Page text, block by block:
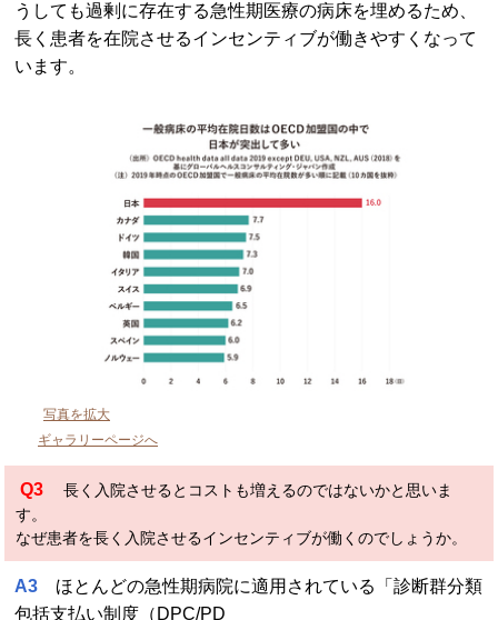
うしても過剰に存在する急性期医療の病床を埋めるため、
長く患者を在院させるインセンティブが働きやすくなって
います。
写真を拡大
ギャラリーページへ
Q3 長く入院させるとコストも増えるのではないかと思いま
す。
なぜ患者を長く入院させるインセンティブが働くのでしょうか。
A3 ほとんどの急性期病院に適用されている「診断群分類
包括支払い制度（DPC/PD